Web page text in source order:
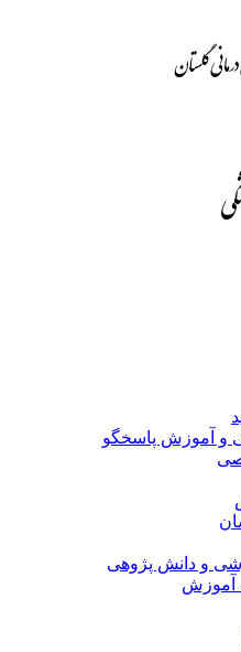
و آموزش پاسخگو
و دانش پژوهی